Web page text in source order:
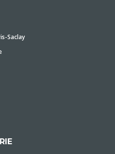
Saclay